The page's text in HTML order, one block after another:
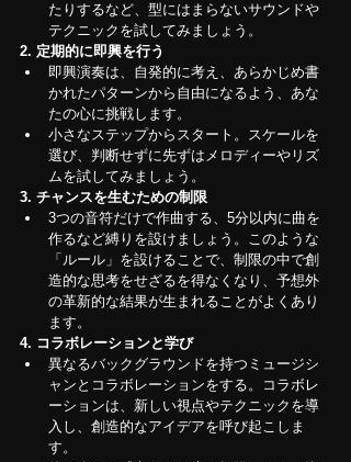
たりするなど、型にはまらないサウンドや
テクニックを試してみましょう。
2. 定期的に即興を行う
即興演奏は、自発的に考え、あらかじめ書
かれたパターンから自由になるよう、あな
たの心に挑戦します。
小さなステップからスタート。スケールを
選び、判断せずに先ずはメロディーやリズ
ムを試してみましょう。
3. チャンスを生むための制限
3つの音符だけで作曲する、5分以内に曲を
作るなど縛りを設けましょう。このような
「ルール」を設けることで、制限の中で創
造的な思考をせざるを得なくなり、予想外
の革新的な結果が生まれることがよくあり
ます。
4. コラボレーションと学び
異なるバックグラウンドを持つミュージシ
ャンとコラボレーションをする。コラボレ
ーションは、新しい視点やテクニックを導
入し、創造的なアイデアを呼び起こしま
す。